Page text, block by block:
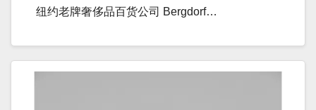
纽约老牌奢侈品百货公司 Bergdorf…